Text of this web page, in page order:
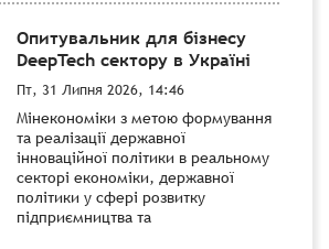
Опитувальник для бізнесу
DeepTech сектору в Україні
Пт, 31 Липня 2026, 14:46
Мінекономіки з метою формування
та реалізації державної
інноваційної політики в реальному
секторі економіки, державної
політики у сфері розвитку
підприємництва та